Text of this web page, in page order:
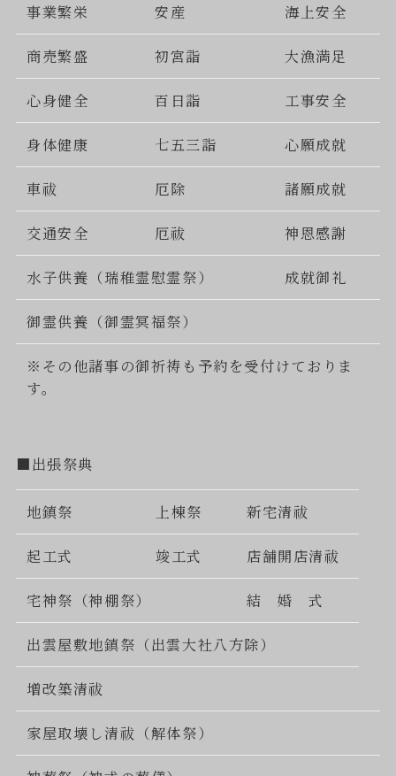
事業繁栄 安産 海上安全
商売繁盛 初宮詣 大漁満足
心身健全 百日詣 工事安全
身体健康 七五三詣 心願成就
車祓 厄除 諸願成就
交通安全 厄祓 神恩感謝
水子供養（瑞稚霊慰霊祭） 成就御礼
御霊供養（御霊冥福祭）
※その他諸事の御祈祷も予約を受付けておりま
す。
■出張祭典
地鎮祭 上棟祭 新宅清祓
起工式 竣工式 店舗開店清祓
宅神祭（神棚祭） 結 婚 式
出雲屋敷地鎮祭（出雲大社八方除）
増改築清祓
家屋取壊し清祓（解体祭）